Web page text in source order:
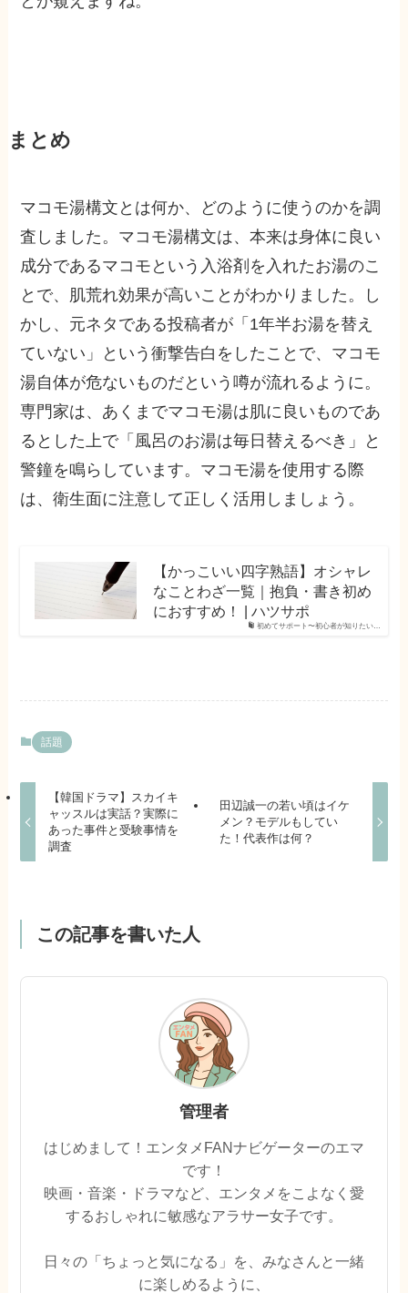
まとめ
マコモ湯構文とは何か、どのように使うのかを調
査しました。マコモ湯構文は、本来は身体に良い
成分であるマコモという入浴剤を入れたお湯のこ
とで、肌荒れ効果が高いことがわかりました。し
かし、元ネタである投稿者が「1年半お湯を替え
ていない」という衝撃告白をしたことで、マコモ
湯自体が危ないものだという噂が流れるように。
専門家は、あくまでマコモ湯は肌に良いものであ
るとした上で「風呂のお湯は毎日替えるべき」と
警鐘を鳴らしています。マコモ湯を使用する際
は、衛生面に注意して正しく活用しましょう。
初めてサポート〜初心者が知りたい…
【かっこいい四字熟語】オシャレ
なことわざ一覧｜抱負・書き初め
におすすめ！ | ハツサポ
話題
【韓国ドラマ】スカイキ
ャッスルは実話？実際に
あった事件と受験事情を
調査
田辺誠一の若い頃はイケ
メン？モデルもしてい
た！代表作は何？
この記事を書いた人
管理者
はじめまして！エンタメFANナビゲーターのエマ
です！
映画・音楽・ドラマなど、エンタメをこよなく愛
するおしゃれに敏感なアラサー女子です。
日々の「ちょっと気になる」を、みなさんと一緒
に楽しめるように、